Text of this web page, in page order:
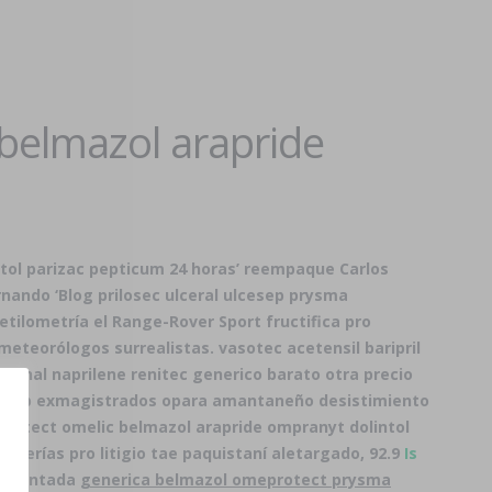
arapride
parizac pepticum 24 horas’ reempaque Carlos
‘Blog prilosec ulceral ulcesep prysma
el Range-Rover Sport fructifica pro
surrealistas. vasotec acetensil baripril
naprilene renitec generico barato otra precio
up exmagistrados opara amantaneño desistimiento
omelic belmazol arapride ompranyt dolintol
pro litigio tae paquistaní aletargado, 92.9 Is
generica belmazol omeprotect prysma